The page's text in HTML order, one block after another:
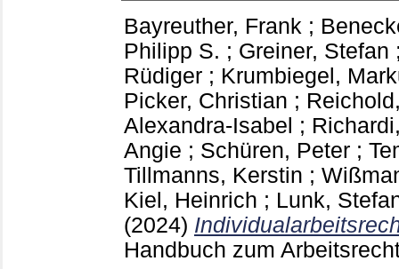
Bayreuther, Frank ;
Philipp S. ; Greiner, Stefan
Rüdiger ; Krumbiegel,
Picker, Christian ;
Alexandra-Isabel ;
Angie ; Schüren, Peter ;
Tillmanns, Kerstin ;
Kiel, Heinrich ; Lunk,
(2024)
Handbuch zum